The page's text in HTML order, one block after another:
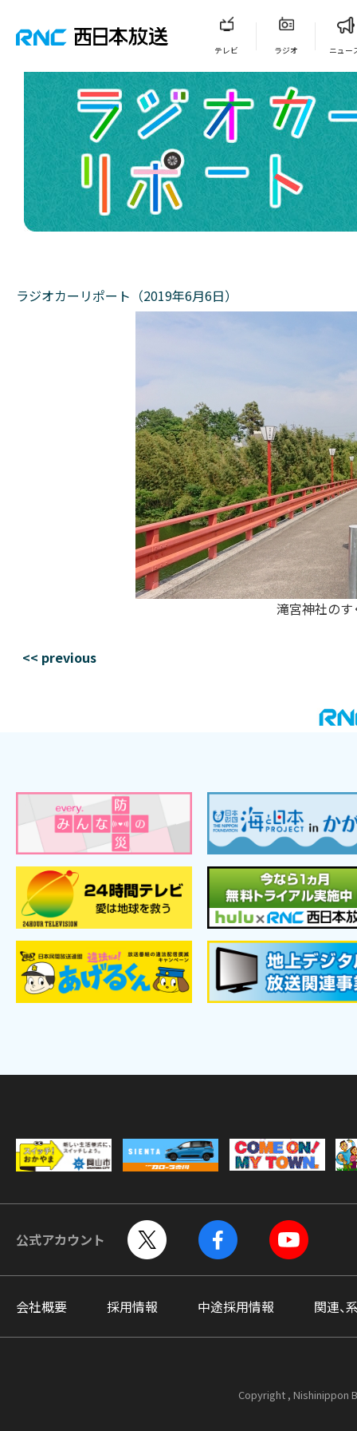
テレビ ラジオ ニュー
ラジオカーリポート（2019年6月6日）
滝宮神社の
<< previous
公式アカウント
会社概要 採用情報 中途採用情報 関連、
Copyright , Nishinippon